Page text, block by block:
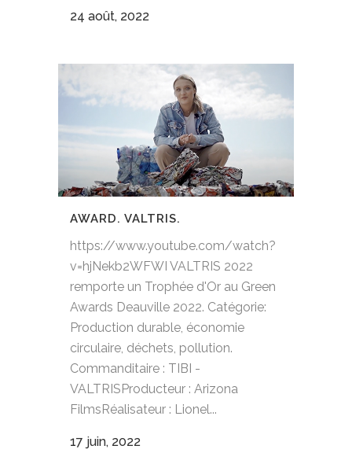
24 août, 2022
AWARD. VALTRIS.
https://www.youtube.com/watch?
v=hjNekb2WFWI VALTRIS 2022
remporte un Trophée d'Or au Green
Awards Deauville 2022. Catégorie:
Production durable, économie
circulaire, déchets, pollution.
Commanditaire : TIBI -
VALTRISProducteur : Arizona
FilmsRéalisateur : Lionel...
17 juin, 2022